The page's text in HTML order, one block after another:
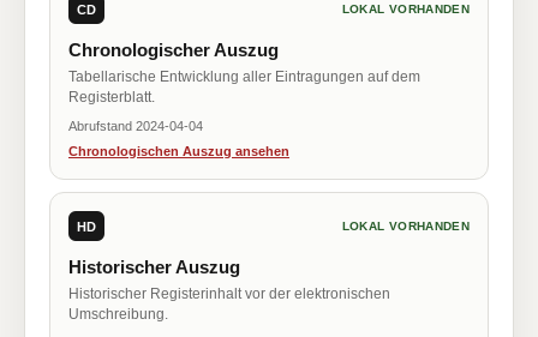
CD LOKAL VORHANDEN
Chronologischer Auszug
Tabellarische Entwicklung aller Eintragungen auf dem
Registerblatt.
Abrufstand 2024-04-04
Chronologischen Auszug ansehen
HD LOKAL VORHANDEN
Historischer Auszug
Historischer Registerinhalt vor der elektronischen
Umschreibung.